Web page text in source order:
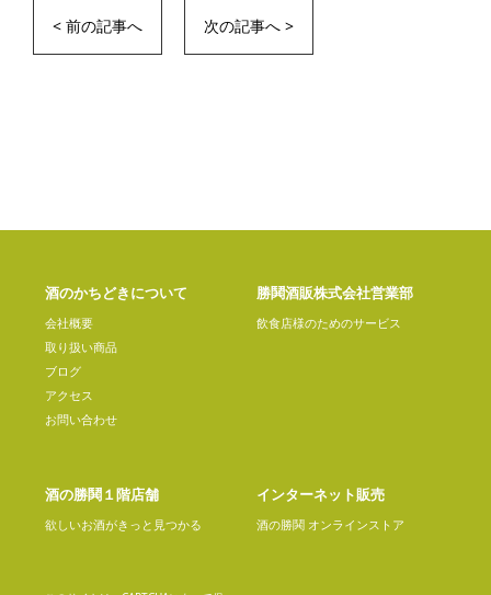
< 前の記事へ 次の記事へ >
酒のかちどきについて
会社概要
取り扱い商品
ブログ
アクセス
お問い合わせ
勝鬨酒販株式会社営業部
飲食店様のためのサービス
酒の勝鬨１階店舗
欲しいお酒がきっと見つかる
インターネット販売
酒の勝鬨 オンラインストア